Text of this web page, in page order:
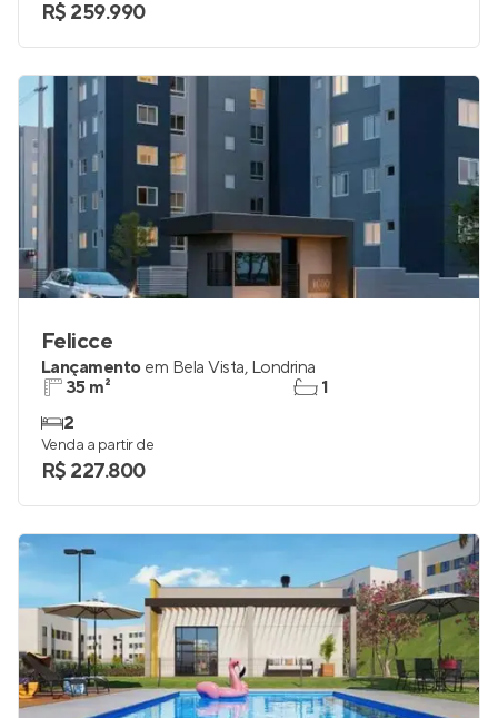
R$ 259.990
Felicce
Lançamento em Bela Vista, Londrina
35 m²
2
1
Venda a partir de
R$ 227.800